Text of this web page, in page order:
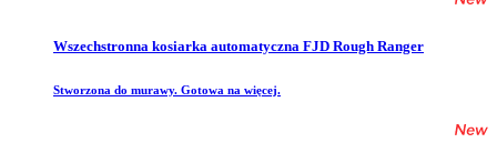
Wszechstronna kosiarka automatyczna FJD Rough Ranger
Stworzona do murawy. Gotowa na więcej.